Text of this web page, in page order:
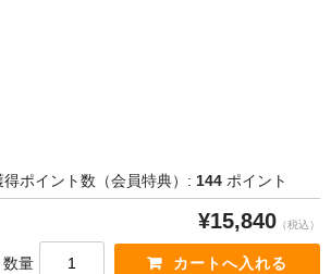
moku moku
オーロラ
得ポイント数（会員特典）: 144 ポイント
¥15,840 （税込）
数量